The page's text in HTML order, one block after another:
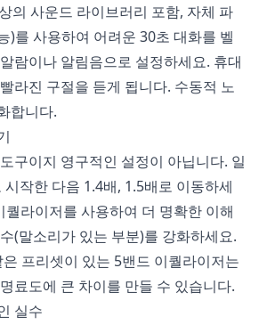
의 사운드 라이브러리 포함, 자체 파
)를 사용하여 어려운 30초 대화를 벨
람이나 알림음으로 설정하세요. 휴대
라진 구절을 듣게 됩니다. 수동적 노
합니다.
구이지 영구적인 설정이 아닙니다. 일
작한 다음 1.4배, 1.5배로 이동하세
라이저를 사용하여 더 명확한 이해
(말소리가 있는 부분)를 강화하세요.
프리셋이 있는 5밴드 이퀄라이저는
료도에 큰 차이를 만들 수 있습니다.
실수